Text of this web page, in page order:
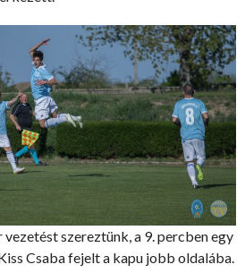
vezetést szereztünk, a 9. percben egy
Csaba fejelt a kapu jobb oldalába.